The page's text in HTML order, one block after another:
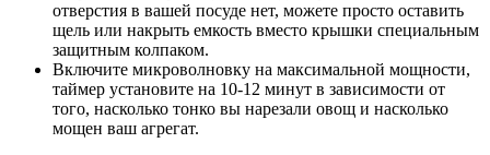
отверстия в вашей посуде нет, можете просто оставить
щель или накрыть емкость вместо крышки специальным
защитным колпаком.
Включите микроволновку на максимальной мощности,
таймер установите на 10-12 минут в зависимости от
того, насколько тонко вы нарезали овощ и насколько
мощен ваш агрегат.